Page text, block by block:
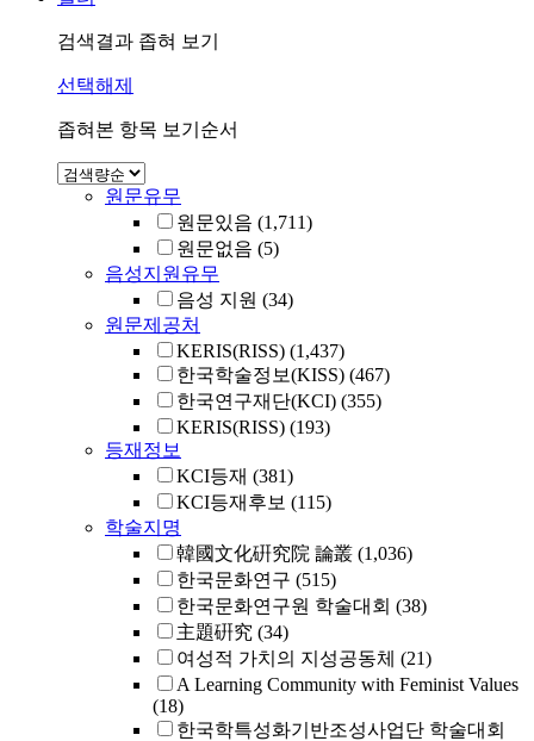
검색결과 좁혀 보기
선택해제
좁혀본 항목 보기순서
원문유무
원문있음 (1,711)
원문없음 (5)
음성지원유무
음성 지원 (34)
원문제공처
KERIS(RISS) (1,437)
한국학술정보(KISS) (467)
한국연구재단(KCI) (355)
KERIS(RISS) (193)
등재정보
KCI등재 (381)
KCI등재후보 (115)
학술지명
韓國文化硏究院 論叢 (1,036)
한국문화연구 (515)
한국문화연구원 학술대회 (38)
主題硏究 (34)
여성적 가치의 지성공동체 (21)
A Learning Community with Feminist Values
(18)
한국학특성화기반조성사업단 학술대회